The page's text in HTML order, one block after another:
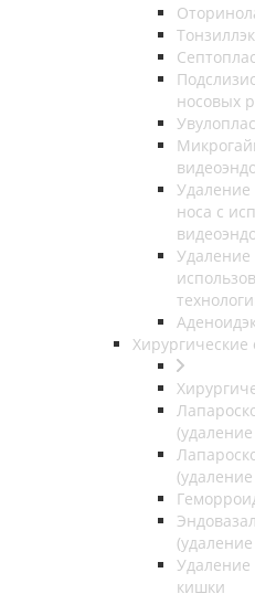
носовых
Удаление
носа с
Удаление
Удаление
кишки